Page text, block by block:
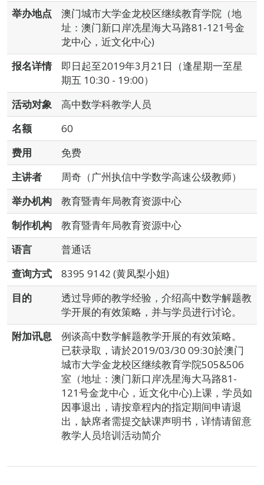
举办地点
澳门城市大学金龙校区继续教育学院（地
址：澳门新口岸冼星海大马路81-121号金
龙中心，近文化中心)
报名详情
即日起至2019年3月21日（逢星期一至星
期五 10:30 - 19:00）
活动对象
高中数学科教学人员
名额
60
费用
免费
主讲者
周奇（广州执信中学数学高速公级教师）
举办机构
教育暨青年局教育资源中心
制作机构
教育暨青年局教育资源中心
语言
普通话
查询方式
8395 9142 (黄凤梨小姐)
目的
透过导师的教学经验，介绍高中数学解题教
学开展的有效策略，并与学员进行讨论。
附加讯息
例谈高中数学解题教学开展的有效策略。
已获录取，请於2019/03/30 09:30於澳门
城市大学金龙校区继续教育学院505&506
室（地址：澳门新口岸冼星海大马路81-
121号金龙中心，近文化中心)上课，学员如
因事退出，请按章程内的指定期间申请退
出，缺席者需提交缺课声明书，详情请留意
教学人员培训活动简介